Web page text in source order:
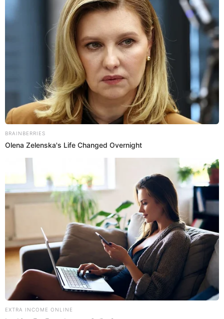
Esta medida no ha quedado exenta de críticas por parte de
especialistas legales y organizaciones civiles
. El principal
temor radica en que una marca visible en un documento
de identidad cotidiano pueda derivar en situaciones de
exclusión y hasta en perfiles raciales.
"Estas licencias marcadas podrían terminar siendo
utilizadas para discriminar, incluso apersonas que son
residentes legales de EE. UU
.", indicaronabogados de
inmigracióny defensores de derechos civiles al Diario de
las Américas. Asimismo, ya existe una preocupación
acerca del comportamiento de las fuerzas del orden
durante paradas de tráfico de rutina.